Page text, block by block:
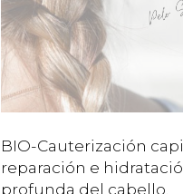
BIO-Cauterización
reparación e
profunda del cabello.